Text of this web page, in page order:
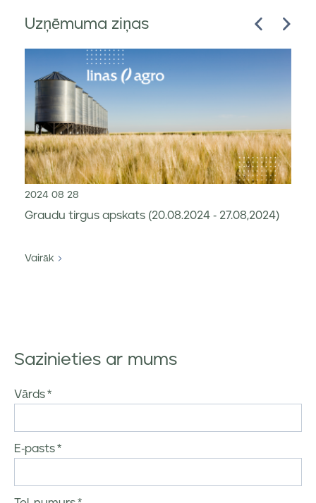
Uzņēmuma ziņas
2024 08 28
Graudu tirgus apskats (20.08.2024 - 27.08,2024)
Vairāk
Sazinieties ar mums
Vārds
E-pasts